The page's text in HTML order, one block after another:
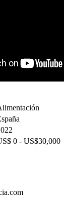
0 - US$30,000